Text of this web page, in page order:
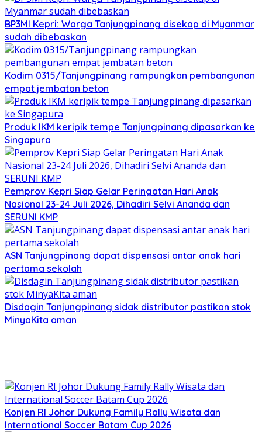
BP3MI Kepri: Warga Tanjungpinang disekap di Myanmar
sudah dibebaskan
Kodim 0315/Tanjungpinang rampungkan pembangunan
empat jembatan beton
Produk IKM keripik tempe Tanjungpinang dipasarkan ke
Singapura
Pemprov Kepri Siap Gelar Peringatan Hari Anak
Nasional 23-24 Juli 2026, Dihadiri Selvi Ananda dan
SERUNI KMP
ASN Tanjungpinang dapat dispensasi antar anak hari
pertama sekolah
Disdagin Tanjungpinang sidak distributor pastikan stok
MinyaKita aman
Konjen RI Johor Dukung Family Rally Wisata dan
International Soccer Batam Cup 2026